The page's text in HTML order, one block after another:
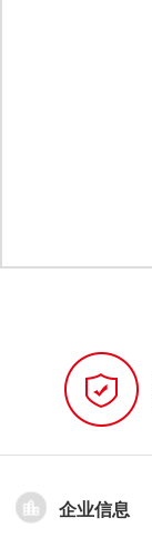
企业信息